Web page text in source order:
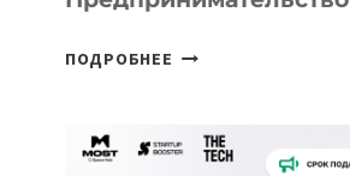
ПОДРОБНЕЕ ОТ
АЛМАТЫ: